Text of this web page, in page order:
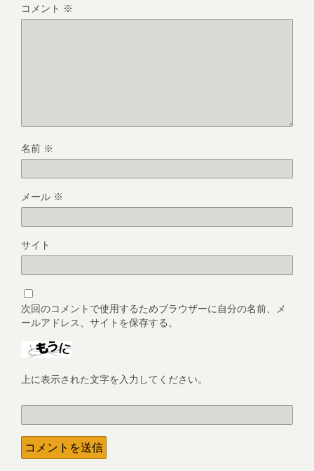
コメント ※
名前 ※
メール ※
サイト
次回のコメントで使用するためブラウザーに自分の名前、メ
ールアドレス、サイトを保存する。
上に表示された文字を入力してください。